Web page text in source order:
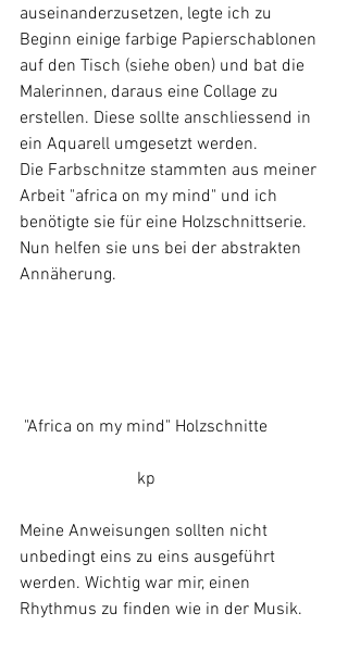
auseinanderzusetzen, legte ich zu
Beginn einige farbige Papierschablonen
auf den Tisch (siehe oben) und bat die
Malerinnen, daraus eine Collage zu
erstellen. Diese sollte anschliessend in
ein Aquarell umgesetzt werden.
Die Farbschnitze stammten aus meiner
Arbeit "africa on my mind" und ich
benötigte sie für eine Holzschnittserie.
Nun helfen sie uns bei der abstrakten
Annäherung.
		       kp
Meine Anweisungen sollten nicht
unbedingt eins zu eins ausgeführt
werden. Wichtig war mir, einen
Rhythmus zu finden wie in der Musik.